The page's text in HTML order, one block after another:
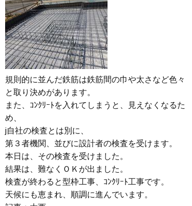
規則的に並んだ鉄筋は鉄筋間の巾や太さなど色々
と取り決めがあります。
また、ｺﾝｸﾘｰﾄを入れてしまうと、見えなくなるた
め、
j自社の検査とは別に、
第３者機関、並びに設計者の検査を受けます。
本日は、その検査を受けました。
結果は、難なくＯＫが出ました。
検査が終わると型枠工事、ｺﾝｸﾘｰﾄ工事です。
天候にも恵まれ、順調に進んでいます。